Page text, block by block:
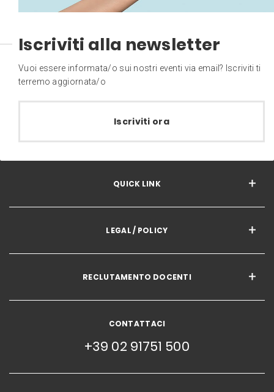
Iscriviti alla newsletter
Vuoi essere informata/o sui nostri eventi via email? Iscriviti ti
terremo aggiornata/o
Iscriviti ora
QUICK LINK
LEGAL / POLICY
RECLUTAMENTO DOCENTI
CONTATTACI
+39 02 91751 500